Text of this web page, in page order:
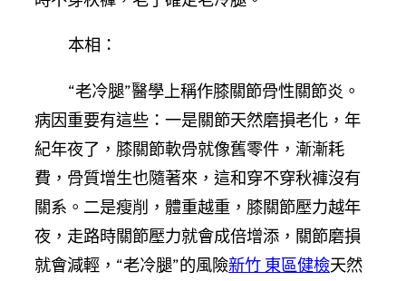
本相：
“老冷腿”醫學上稱作膝關節骨性關節炎。
病因重要有這些：一是關節天然磨損老化，年
紀年夜了，膝關節軟骨就像舊零件，漸漸耗
費，骨質增生也隨著來，這和穿不穿秋褲沒有
關系。二是瘦削，體重越重，膝關節壓力越年
夜，走路時關節壓力就會成倍增添，關節磨損
就會減輕，“老冷腿”的風險新竹 東區健檢天然